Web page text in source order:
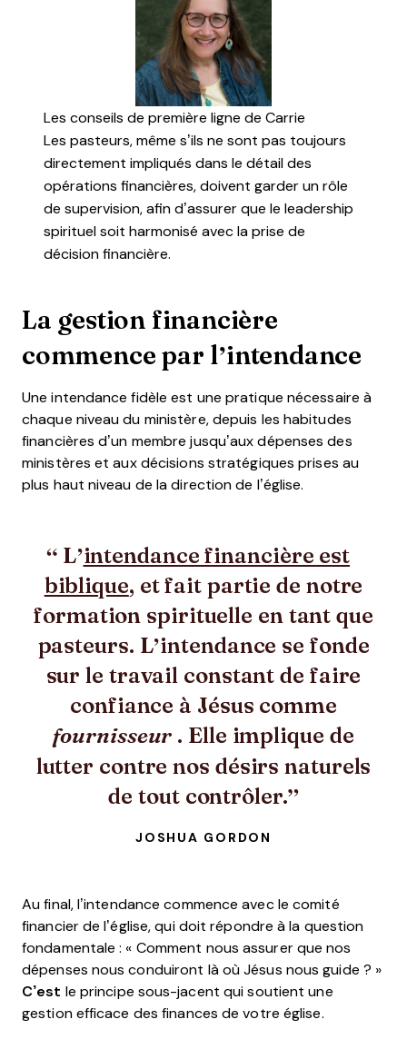
Les conseils de première ligne de Carrie
Les pasteurs, même s’ils ne sont pas toujours
directement impliqués dans le détail des
opérations financières, doivent garder un rôle
de supervision, afin d’assurer que le leadership
spirituel soit harmonisé avec la prise de
décision financière.
La gestion financière
commence par l’intendance
Une intendance fidèle est une pratique nécessaire à
chaque niveau du ministère, depuis les habitudes
financières d’un membre jusqu’aux dépenses des
ministères et aux décisions stratégiques prises au
plus haut niveau de la direction de l’église.
L’intendance financière est
biblique, et fait partie de notre
formation spirituelle en tant que
pasteurs. L’intendance se fonde
sur le travail constant de faire
confiance à Jésus comme
fournisseur . Elle implique de
lutter contre nos désirs naturels
de tout contrôler.
JOSHUA GORDON
Au final, l’intendance commence avec le comité
financier de l’église, qui doit répondre à la question
fondamentale : « Comment nous assurer que nos
dépenses nous conduiront là où Jésus nous guide ? »
C’est le principe sous-jacent qui soutient une
gestion efficace des finances de votre église.